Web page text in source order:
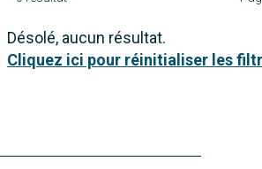
Désolé, aucun résultat.
Cliquez ici pour réinitialiser les